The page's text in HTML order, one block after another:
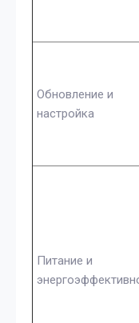
Обновление и
настройка
Питание и